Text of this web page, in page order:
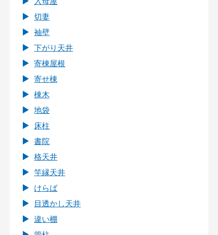
切妻
袖壁
下がり天井
寄棟屋根
寄せ棟
棟木
地袋
床柱
書院
格天井
竿縁天井
けらば
目透かし天井
違い棚